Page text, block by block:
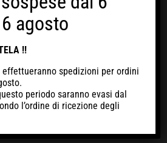
HONDA SEH-
50X
agosto
!!
spedizioni per ordini
.
periodosaranno evasi dal
l’ordine di ricezione degli